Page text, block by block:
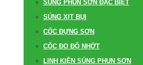
SÚNG PHUN SƠN ĐẶC BIỆT
SÚNG XỊT BỤI
CỐC ĐỰNG SƠN
CỐC ĐO ĐỘ NHỚT
LINH KIỆN SÚNG PHUN SƠN